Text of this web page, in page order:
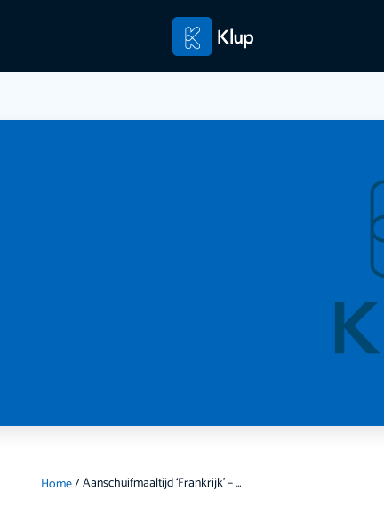
Home/ Aanschuifmaaltijd ‘Frankrijk’ – Harderwijk